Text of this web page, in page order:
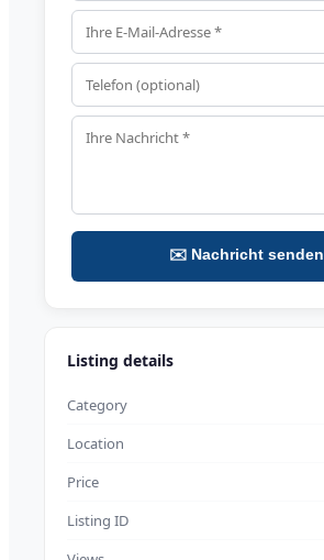
✉️ Nachricht senden
Listing details
Category
Location
Price
Listing ID